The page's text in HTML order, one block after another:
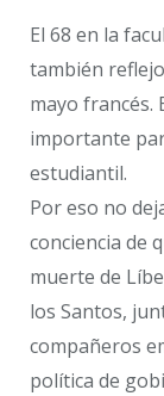
El 68 en la
también
mayo francés.
importante
estudiantil.
Por eso no
conciencia de
muerte de
los Santos,
compañeros
política de